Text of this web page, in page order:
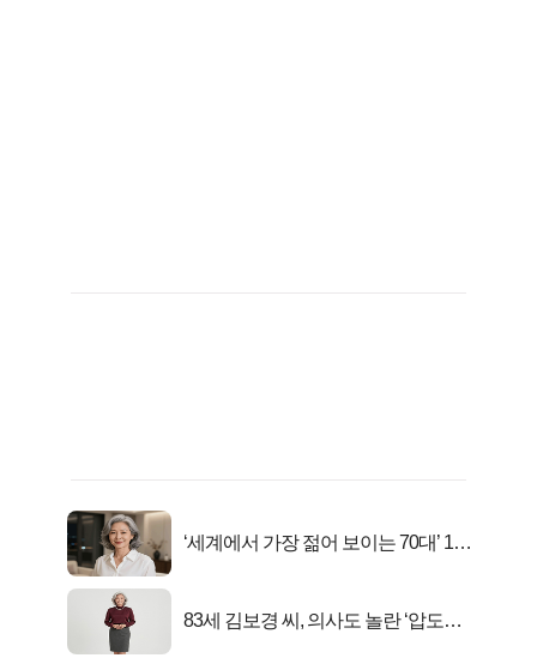
‘세계에서 가장 젊어 보이는 70대’ 1위
83세 김보경 씨, 의사도 놀란 ‘압도적